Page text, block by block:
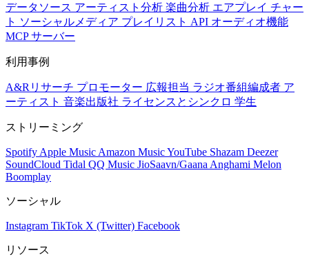
データソース アーティスト分析 楽曲分析 エアプレイ チャー
ト ソーシャルメディア プレイリスト API オーディオ機能
MCP サーバー
利用事例
A&Rリサーチ プロモーター 広報担当 ラジオ番組編成者 ア
ーティスト 音楽出版社 ライセンスとシンクロ 学生
ストリーミング
Spotify Apple Music Amazon MusicYouTube Shazam Deezer
SoundCloud Tidal QQ Music JioSaavn/Gaana Anghami Melon
Boomplay
ソーシャル
Instagram TikTok X (Twitter) Facebook
リソース